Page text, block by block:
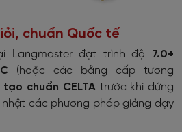
chuẩn Quốc tế
Langmaster đạt trình độ 7.0+
(hoặc các bằng cấp tương
chuẩn CELTAtrước khi đứng
nhật các phương pháp giảng dạy